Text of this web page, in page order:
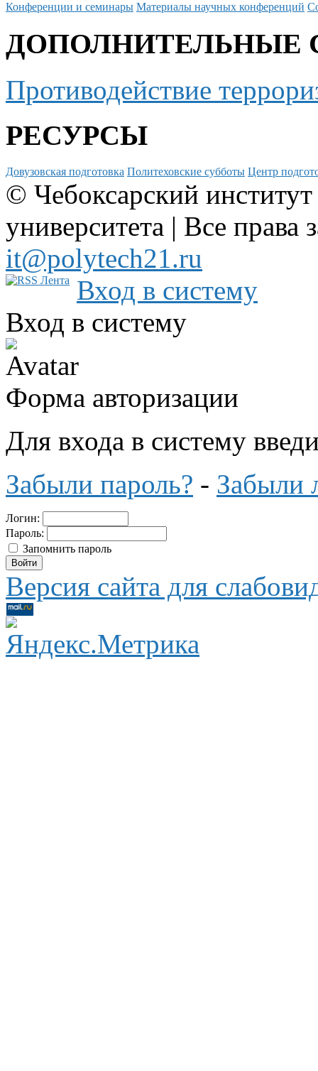
Конференции и семинары Материалы научных конференций
ДОПОЛНИТЕЛЬНЫЕ
Противодействие
РЕСУРСЫ
Довузовская подготовка Политеховские субботы Центр
© Чебоксарский
университета | Все
it@polytech21.ru
Вход в систему
Вход в систему
Форма авторизации
Для входа в систему
Забыли пароль? - Забыли
Логин:
Пароль:
Запомнить пароль
Версия сайта для